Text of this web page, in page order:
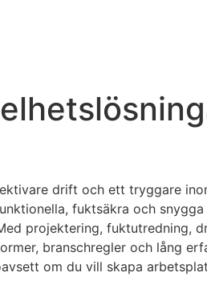
drift och ett tryggare
fuktsäkra och
projektering, fuktutredning,
branschregler och lång
om du vill skapa